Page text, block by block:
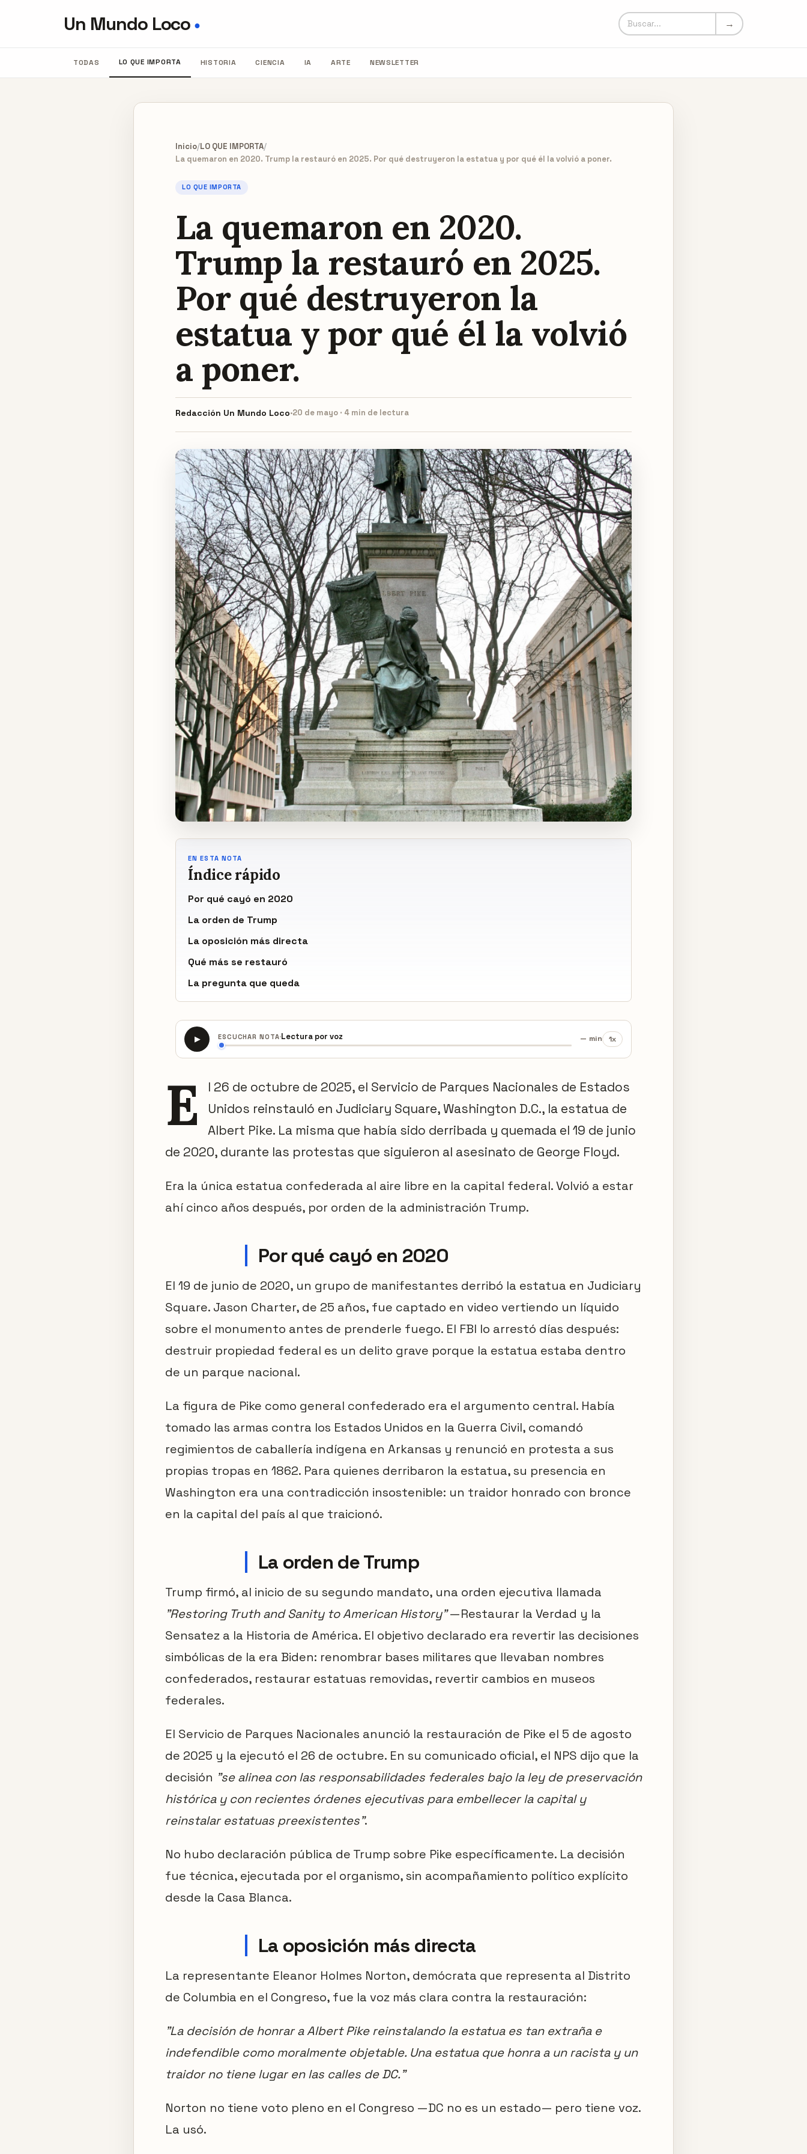
Un Mundo Loco ● Buscar en Un Mundo Loco→
TODAS LO QUE IMPORTA HISTORIA CIENCIA IA ARTE NEWSLETTER
Inicio/LO QUE IMPORTA/
La quemaron en 2020. Trump la restauró en 2025. Por qué destruyeron la estatua y por qué él la volvió a poner.
LO QUE IMPORTA
La quemaron en 2020.
Trump la restauró en 2025.
Por qué destruyeron la
estatua y por qué él la volvió
a poner.
Redacción Un Mundo Loco·20 de mayo · 4 min de lectura
EN ESTA NOTA
Índice rápido
Por qué cayó en 2020
La orden de Trump
La oposición más directa
Qué más se restauró
La pregunta que queda
▶ ESCUCHAR NOTA·Lectura por voz — min 1x
E
l 26 de octubre de 2025, el Servicio de Parques Nacionales de Estados
Unidos reinstauló en Judiciary Square, Washington D.C., la estatua de
Albert Pike. La misma que había sido derribada y quemada el 19 de junio
de 2020, durante las protestas que siguieron al asesinato de George Floyd.
Era la única estatua confederada al aire libre en la capital federal. Volvió a estar
ahí cinco años después, por orden de la administración Trump.
Por qué cayó en 2020
El 19 de junio de 2020, un grupo de manifestantes derribó la estatua en Judiciary
Square. Jason Charter, de 25 años, fue captado en video vertiendo un líquido
sobre el monumento antes de prenderle fuego. El FBI lo arrestó días después:
destruir propiedad federal es un delito grave porque la estatua estaba dentro
de un parque nacional.
La figura de Pike como general confederado era el argumento central. Había
tomado las armas contra los Estados Unidos en la Guerra Civil, comandó
regimientos de caballería indígena en Arkansas y renunció en protesta a sus
propias tropas en 1862. Para quienes derribaron la estatua, su presencia en
Washington era una contradicción insostenible: un traidor honrado con bronce
en la capital del país al que traicionó.
La orden de Trump
Trump firmó, al inicio de su segundo mandato, una orden ejecutiva llamada
"Restoring Truth and Sanity to American History"—Restaurar la Verdad y la
Sensatez a la Historia de América. El objetivo declarado era revertir las decisiones
simbólicas de la era Biden: renombrar bases militares que llevaban nombres
confederados, restaurar estatuas removidas, revertir cambios en museos
federales.
El Servicio de Parques Nacionales anunció la restauración de Pike el 5 de agosto
de 2025 y la ejecutó el 26 de octubre. En su comunicado oficial, el NPS dijo que la
decisión "se alinea con las responsabilidades federales bajo la ley de preservación
histórica y con recientes órdenes ejecutivas para embellecer la capital y
reinstalar estatuas preexistentes".
No hubo declaración pública de Trump sobre Pike específicamente. La decisión
fue técnica, ejecutada por el organismo, sin acompañamiento político explícito
desde la Casa Blanca.
La oposición más directa
La representante Eleanor Holmes Norton, demócrata que representa al Distrito
de Columbia en el Congreso, fue la voz más clara contra la restauración:
"La decisión de honrar a Albert Pike reinstalando la estatua es tan extraña e
indefendible como moralmente objetable. Una estatua que honra a un racista y un
traidor no tiene lugar en las calles de DC."
Norton no tiene voto pleno en el Congreso —DC no es un estado— pero tiene voz.
La usó.